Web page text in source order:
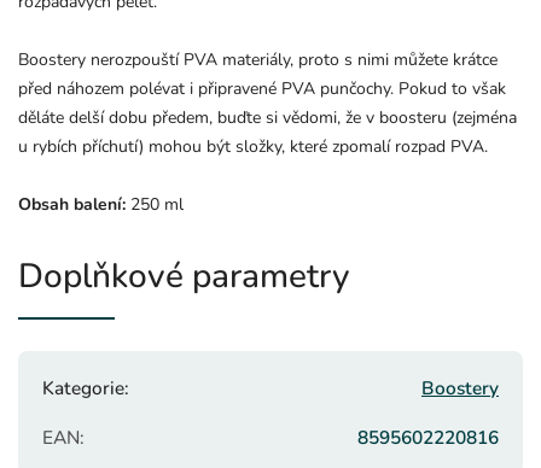
Boostery nerozpouští PVA materiály, proto s nimi můžete krátce
před náhozem polévat i připravené PVA punčochy. Pokud to však
děláte delší dobu předem, buďte si vědomi, že v boosteru (zejména
u rybích příchutí) mohou být složky, které zpomalí rozpad PVA.
Obsah balení: 250 ml
Doplňkové parametry
Kategorie:
Boostery
EAN: 8595602220816